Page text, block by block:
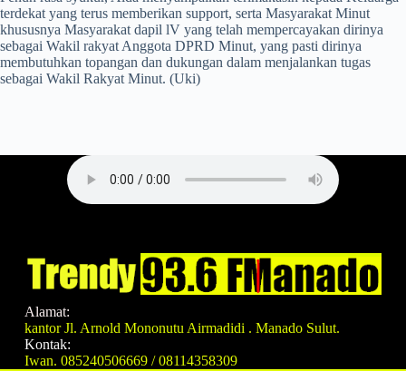
terdekat yang terus memberikan support, serta Masyarakat Minut
khususnya Masyarakat dapil lV yang telah mempercayakan dirinya
sebagai Wakil rakyat Anggota DPRD Minut, yang pasti dirinya
membutuhkan topangan dan dukungan dalam menjalankan tugas
sebagai Wakil Rakyat Minut. (Uki)
Alamat:
kantor Jl. Arnold Mononutu Airmadidi . Manado Sulut.
Kontak:
Iwan. 085240506669 / 08114358309